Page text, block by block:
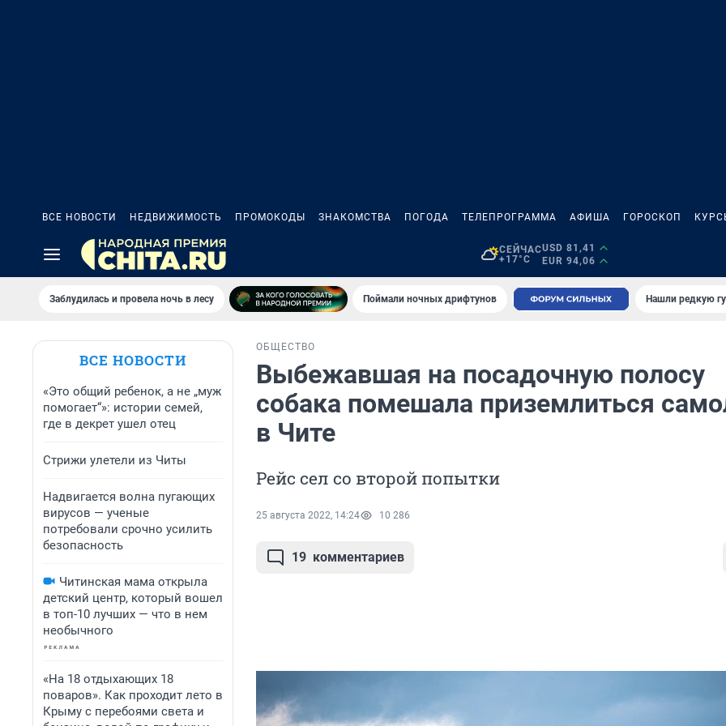
ВСЕ НОВОСТИ НЕДВИЖИМОСТЬ ПРОМОКОДЫ ЗНАКОМСТВА ПОГОДА ТЕЛЕПРОГРАММА АФИША ГОРОСКОП
СЕЙЧАС
+17°C
USD 81,41
EUR 94,06
Заблудилась и провела ночь в лесу Поймали ночных дрифтунов Нашли редкую
ВСЕ НОВОСТИ
«Это общий ребенок, а не „муж
помогает“»: истории семей,
где в декрет ушел отец
Стрижи улетели из Читы
Надвигается волна пугающих
вирусов — ученые
потребовали срочно усилить
безопасность
Читинская мама открыла
детский центр, который вошел
в топ-10 лучших — что в нем
необычного
«На 18 отдыхающих 18
поваров». Как проходит лето в
Крыму с перебоями света и
ОБЩЕСТВО
Выбежавшая на посадочную полосу
собака помешала приземлиться
в Чите
Рейс сел со второй попытки
25 августа 2022, 14:24 10 286
19 комментариев